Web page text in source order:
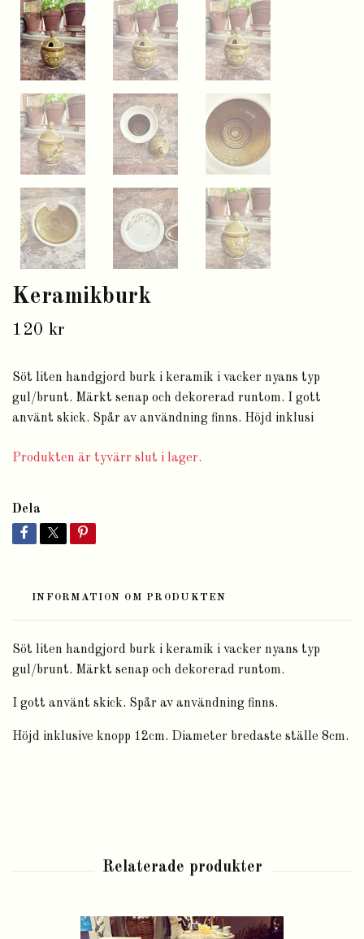
Keramikburk
120 kr
Söt liten handgjord burk i keramik i vacker nyans typ
gul/brunt. Märkt senap och dekorerad runtom. I gott
använt skick. Spår av användning finns. Höjd inklusi
Produkten är tyvärr slut i lager.
Dela
INFORMATION OM PRODUKTEN
Söt liten handgjord burk i keramik i vacker nyans typ
gul/brunt. Märkt senap och dekorerad runtom.
I gott använt skick. Spår av användning finns.
Höjd inklusive knopp 12cm. Diameter bredaste ställe 8cm.